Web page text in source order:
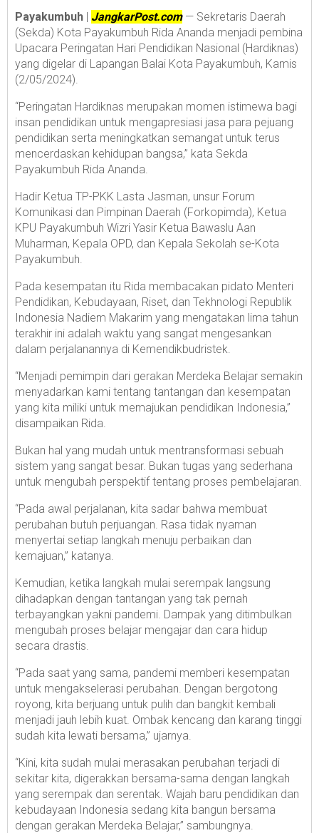
Payakumbuh | JangkarPost.com— Sekretaris Daerah
(Sekda) Kota Payakumbuh Rida Ananda menjadi pembina
Upacara Peringatan Hari Pendidikan Nasional (Hardiknas)
yang digelar di Lapangan Balai Kota Payakumbuh, Kamis
(2/05/2024).
“Peringatan Hardiknas merupakan momen istimewa bagi
insan pendidikan untuk mengapresiasi jasa para pejuang
pendidikan serta meningkatkan semangat untuk terus
mencerdaskan kehidupan bangsa,” kata Sekda
Payakumbuh Rida Ananda.
Hadir Ketua TP-PKK Lasta Jasman, unsur Forum
Komunikasi dan Pimpinan Daerah (Forkopimda), Ketua
KPU Payakumbuh Wizri Yasir Ketua Bawaslu Aan
Muharman, Kepala OPD, dan Kepala Sekolah se-Kota
Payakumbuh.
Pada kesempatan itu Rida membacakan pidato Menteri
Pendidikan, Kebudayaan, Riset, dan Tekhnologi Republik
Indonesia Nadiem Makarim yang mengatakan lima tahun
terakhir ini adalah waktu yang sangat mengesankan
dalam perjalanannya di Kemendikbudristek.
“Menjadi pemimpin dari gerakan Merdeka Belajar semakin
menyadarkan kami tentang tantangan dan kesempatan
yang kita miliki untuk memajukan pendidikan Indonesia,”
disampaikan Rida.
Bukan hal yang mudah untuk mentransformasi sebuah
sistem yang sangat besar. Bukan tugas yang sederhana
untuk mengubah perspektif tentang proses pembelajaran.
“Pada awal perjalanan, kita sadar bahwa membuat
perubahan butuh perjuangan. Rasa tidak nyaman
menyertai setiap langkah menuju perbaikan dan
kemajuan,” katanya.
Kemudian, ketika langkah mulai serempak langsung
dihadapkan dengan tantangan yang tak pernah
terbayangkan yakni pandemi. Dampak yang ditimbulkan
mengubah proses belajar mengajar dan cara hidup
secara drastis.
“Pada saat yang sama, pandemi memberi kesempatan
untuk mengakselerasi perubahan. Dengan bergotong
royong, kita berjuang untuk pulih dan bangkit kembali
menjadi jauh lebih kuat. Ombak kencang dan karang tinggi
sudah kita lewati bersama,” ujarnya.
“Kini, kita sudah mulai merasakan perubahan terjadi di
sekitar kita, digerakkan bersama-sama dengan langkah
yang serempak dan serentak. Wajah baru pendidikan dan
kebudayaan Indonesia sedang kita bangun bersama
dengan gerakan Merdeka Belajar,” sambungnya.